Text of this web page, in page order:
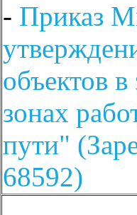
- Приказ
объектов
зонах
пути"
68592)